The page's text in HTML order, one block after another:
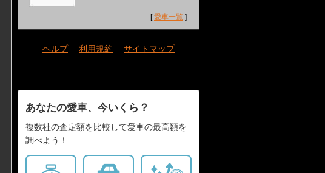
[愛車一覧 ]
ヘルプ｜ 利用規約 サイトマップ
あなたの愛車、今いくら？
複数社の査定額を比較して愛車の最高額を
調べよう！